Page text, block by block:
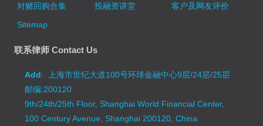
对赌回购合集
投融资讲堂
客户及网友评价
Sitemap
联系律师 Contact Us
Add: 上海市世纪大道100号环球金融中心9层/24层/25层
邮编:200120
9th/24th/25th Floor, Shanghai World Financial Center,
100 Century Avenue, Shanghai 200120, China